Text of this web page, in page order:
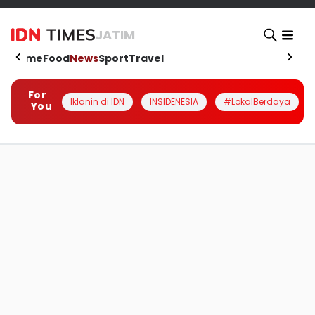
JATIM
HomeFoodNewsSportTravel
For
You
Iklanin di IDN INSIDENESIA #LokalBerdaya